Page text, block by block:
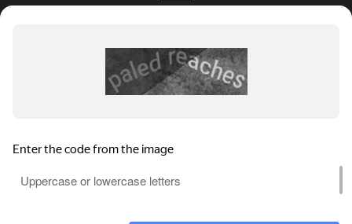
Принимаем к оплате:
E-mail рассылка
любой информации запрещено.